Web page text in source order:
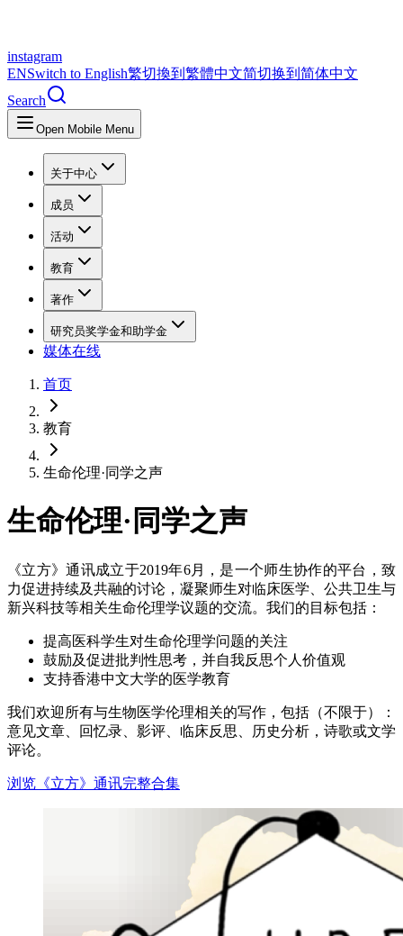
instagram
ENSwitch to English繁切換到繁體中文简切换到简体中文
Search
Open Mobile Menu
关于中心
成员
活动
教育
著作
研究员奖学金和助学金
媒体在线
首页
教育
生命伦理·同学之声
生命伦理·同学之声
《立方》通讯成立于2019年6月，是一个师生协作的平台，致
力促进持续及共融的讨论，凝聚师生对临床医学、公共卫生与
新兴科技等相关生命伦理学议题的交流。我们的目标包括：
提高医科学生对生命伦理学问题的关注
鼓励及促进批判性思考，并自我反思个人价值观
支持香港中文大学的医学教育
我们欢迎所有与生物医学伦理相关的写作，包括（不限于）：
意见文章、回忆录、影评、临床反思、历史分析，诗歌或文学
评论。
浏览《立方》通讯完整合集